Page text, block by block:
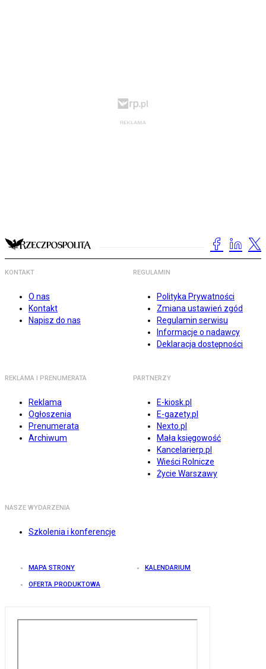
KONTAKT
O nas
Kontakt
Napisz do nas
REGULAMIN
Polityka Prywatności
Zmiana ustawień zgód
Regulamin serwisu
Informacje o nadawcy
Deklaracja dostępności
REKLAMA I PRENUMERATA
Reklama
Ogłoszenia
Prenumerata
Archiwum
PARTNERZY
E-kiosk.pl
E-gazety.pl
Nexto.pl
Mała księgowość
Kancelarierp.pl
Wieści Rolnicze
Życie Warszawy
NASZE WYDARZENIA
Szkolenia i konferencje
MAPA STRONY KALENDARIUM
OFERTA PRODUKTOWA